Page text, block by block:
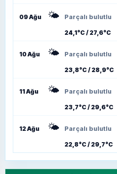
09 Ağu 🌤️ Parçalı bulutlu
24,1°C / 27,6°C
10 Ağu 🌤️ Parçalı bulutlu
23,8°C / 28,9°C
11 Ağu 🌤️ Parçalı bulutlu
23,7°C / 29,6°C
12 Ağu 🌤️ Parçalı bulutlu
22,8°C / 29,7°C